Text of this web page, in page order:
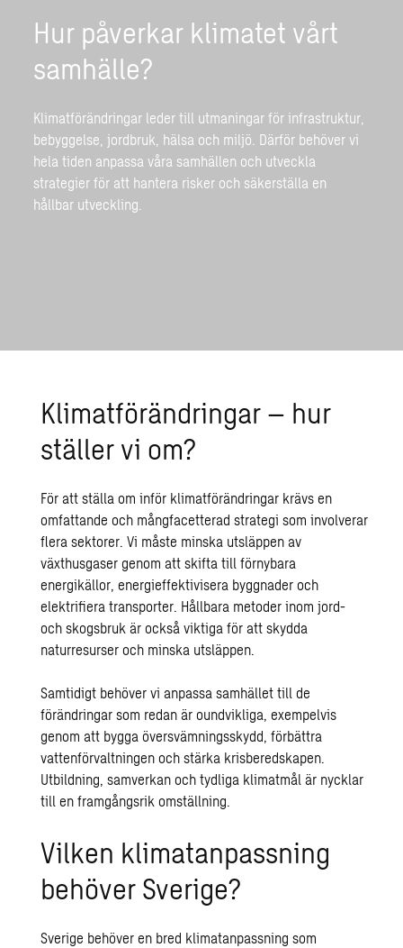
Hur påverkar klimatet vårt
samhälle?
Klimatförändringar leder till utmaningar för infrastruktur,
bebyggelse, jordbruk, hälsa och miljö. Därför behöver vi
hela tiden anpassa våra samhällen och utveckla
strategier för att hantera risker och säkerställa en
hållbar utveckling.
Klimatförändringar – hur
ställer vi om?
För att ställa om inför klimatförändringar krävs en
omfattande och mångfacetterad strategi som involverar
flera sektorer. Vi måste minska utsläppen av
växthusgaser genom att skifta till förnybara
energikällor, energieffektivisera byggnader och
elektrifiera transporter. Hållbara metoder inom jord-
och skogsbruk är också viktiga för att skydda
naturresurser och minska utsläppen.
Samtidigt behöver vi anpassa samhället till de
förändringar som redan är oundvikliga, exempelvis
genom att bygga översvämningsskydd, förbättra
vattenförvaltningen och stärka krisberedskapen.
Utbildning, samverkan och tydliga klimatmål är nycklar
till en framgångsrik omställning.
Vilken klimatanpassning
behöver Sverige?
Sverige behöver en bred klimatanpassning som